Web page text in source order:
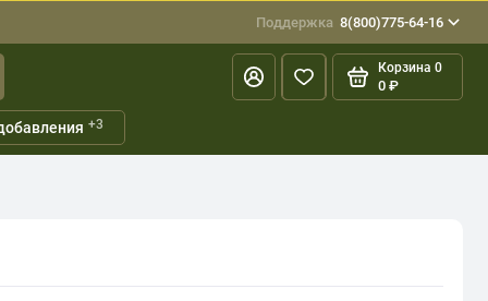
Поддержка 8(800)775-64-16
Корзина 0
0 ₽
+3